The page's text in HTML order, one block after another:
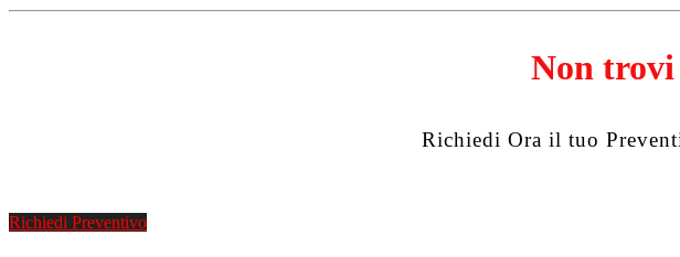
Non trovi
Richiedi Ora il tuo
Richiedi Preventivo